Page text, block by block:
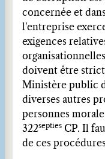
concernée et
l'entreprise
exigences
doivent être
Ministère public
diverses autres
personnes
322septies CP. Il
de ces